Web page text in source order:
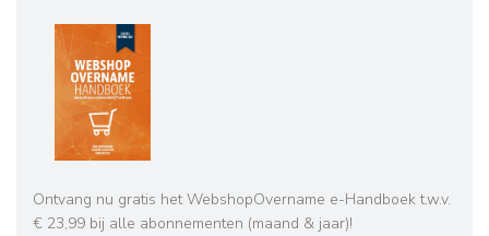
Ontvang nu gratis het WebshopOvername e-Handboek t.w.v.
€ 23,99 bij alle abonnementen (maand & jaar)!